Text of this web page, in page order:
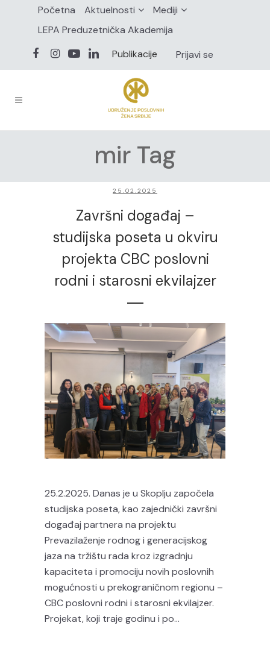
Početna Aktuelnosti
Mediji
LEPA Preduzetnička Akademija
Publikacije
Prijavi se
mir Tag
25.02.2025
Završni događaj –
studijska poseta u okviru
projekta CBC poslovni
rodni i starosni ekvilajzer
25.2.2025. Danas je u Skoplju započela
studijska poseta, kao zajednički završni
događaj partnera na projektu
Prevazilaženje rodnog i generacijskog
jaza na tržištu rada kroz izgradnju
kapaciteta i promociju novih poslovnih
mogućnosti u prekograničnom regionu –
CBC poslovni rodni i starosni ekvilajzer.
Projekat, koji traje godinu i po...